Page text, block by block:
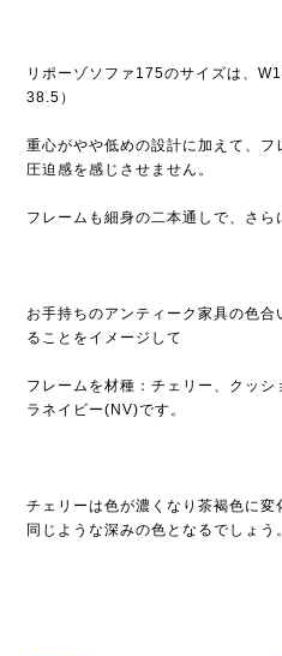
リポーゾソファ175のサイズは、
38.5）
重心がやや低めの設計に加えて、フ
圧迫感を感じさせません。
フレームも細身の二本通しで、さら
お手持ちのアンティーク家具の色
ることをイメージして
フレームを材種：チェリー、クッ
ラネイビー(NV)です。
チェリーは色が濃くなり茶褐色に
同じような深みの色となるでしょう